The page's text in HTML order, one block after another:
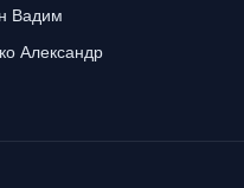
Вадим
Александр